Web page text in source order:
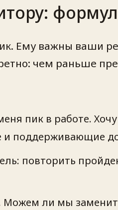
Ему важны ваши
чем раньше
пик в работе.
и поддерживающие
повторить
ли мы